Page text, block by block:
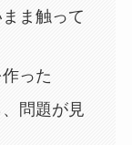
ま触って
った
問題が見